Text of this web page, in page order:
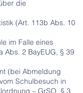
die
(Art. 113b Abs. 10
im Falle eines
Abs. 2 BayEUG, § 39
(bei Abmeldung
Schulbesuch in
– GrSO, § 3